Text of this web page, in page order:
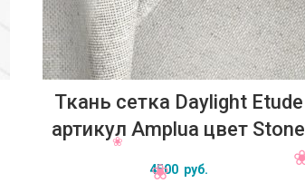
Ткань сетка Daylight Etude
артикул Amplua цвет Stone
4500 руб.